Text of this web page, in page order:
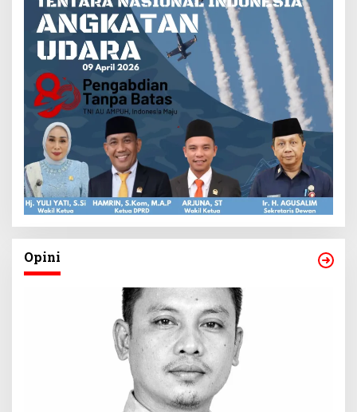
Opini